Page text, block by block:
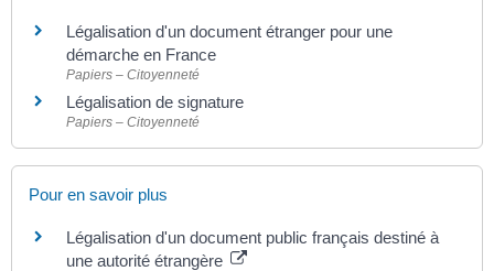
Légalisation d'un document étranger pour une
démarche en France
Papiers – Citoyenneté
Légalisation de signature
Papiers – Citoyenneté
Pour en savoir plus
Légalisation d'un document public français destiné à
une autorité étrangère